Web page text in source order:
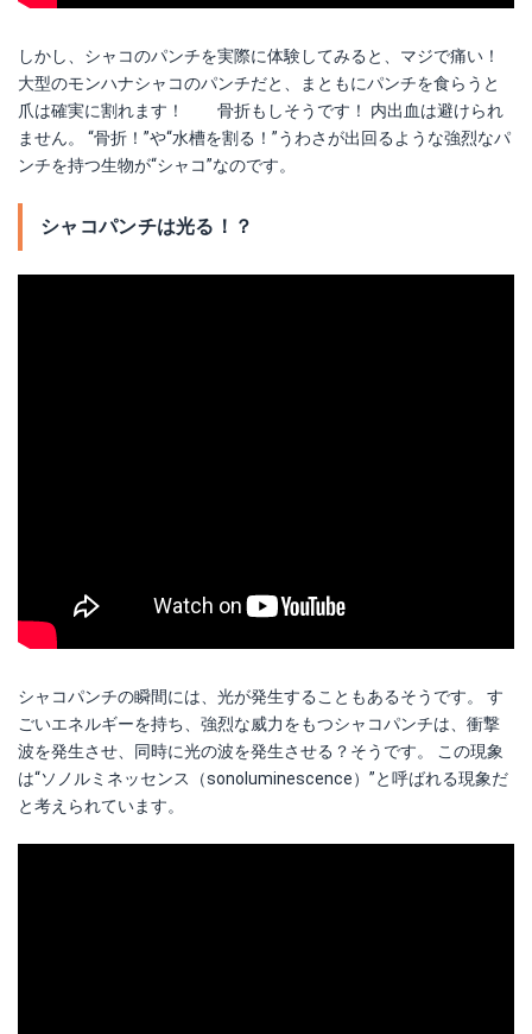
しかし、シャコのパンチを実際に体験してみると、マジで痛い！
大型のモンハナシャコのパンチだと、まともにパンチを食らうと
爪は確実に割れます！ 骨折もしそうです！ 内出血は避けられ
ません。 “骨折！”や“水槽を割る！”うわさが出回るような強烈なパ
ンチを持つ生物が“シャコ”なのです。
シャコパンチは光る！？
シャコパンチの瞬間には、光が発生することもあるそうです。 す
ごいエネルギーを持ち、強烈な威力をもつシャコパンチは、衝撃
波を発生させ、同時に光の波を発生させる？そうです。 この現象
は“ソノルミネッセンス（sonoluminescence）”と呼ばれる現象だ
と考えられています。